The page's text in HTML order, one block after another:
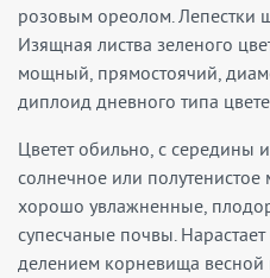
розовым ореолом. Лепестки
Изящная листва зеленого
мощный, прямостоячий,
диплоид дневного типа
Цветет обильно, с середины
солнечное или
хорошо увлажненные,
супесчаные почвы.
делением корневища весной